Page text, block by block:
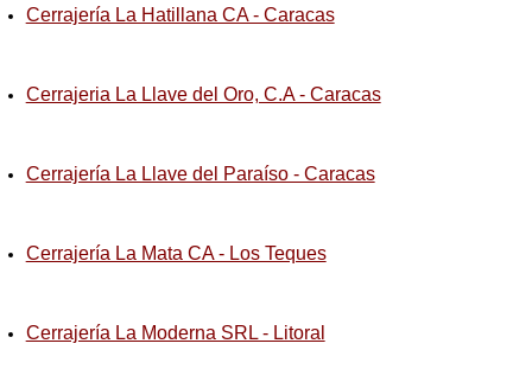
Cerrajería La Hatillana CA - Caracas
Cerrajeria La Llave del Oro, C.A - Caracas
Cerrajería La Llave del Paraíso - Caracas
Cerrajería La Mata CA - Los Teques
Cerrajería La Moderna SRL - Litoral